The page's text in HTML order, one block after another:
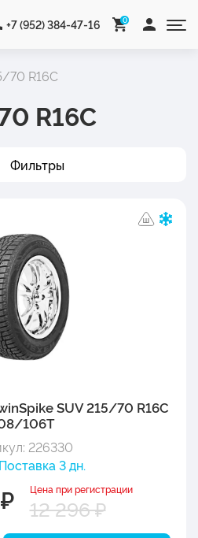
+7 (952) 384-47-16 0
70 R16C
R16C
Фильтры
SUV 215/70 R16C
106T
226330
3 дн.
Цена при регистрации
12 296 ₽